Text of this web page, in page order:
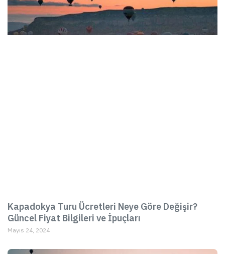
Kapadokya Turu Ücretleri Neye Göre Değişir?
Güncel Fiyat Bilgileri ve İpuçları
Mayıs 24, 2024